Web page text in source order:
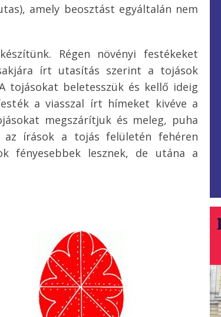
amely beosztást egyáltalán nem
Régen növényi festékeket
írt utasítás szerint a tojások
tojásokat beletesszük és kellő ideig
a viasszal írt hímeket kivéve a
megszárítjuk és meleg, puha
írások a tojás felületén fehéren
fényesebbek lesznek, de utána a